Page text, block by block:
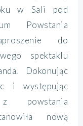
w Sali pod
Powstania
do
spektaklu
Dokonując
i występując
powstania
nową